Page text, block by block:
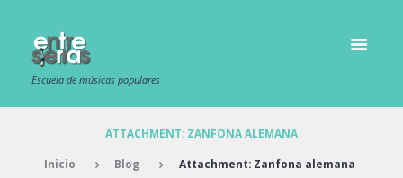
Escuela de músicas populares
ATTACHMENT: ZANFONA ALEMANA
Inicio Blog Attachment: Zanfona alemana